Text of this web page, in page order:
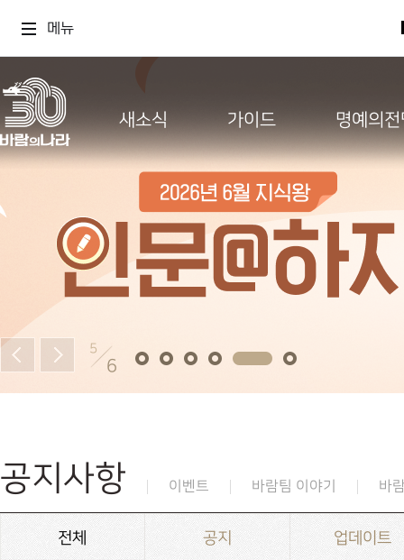
메뉴
새소식 가이드 명예의
5
6
공지사항 이벤트 바람팀 이야기 바
전체 공지 업데이트